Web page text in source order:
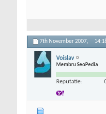
7th November 2007,
Voislav
Membru SeoPedia
Reputatie: